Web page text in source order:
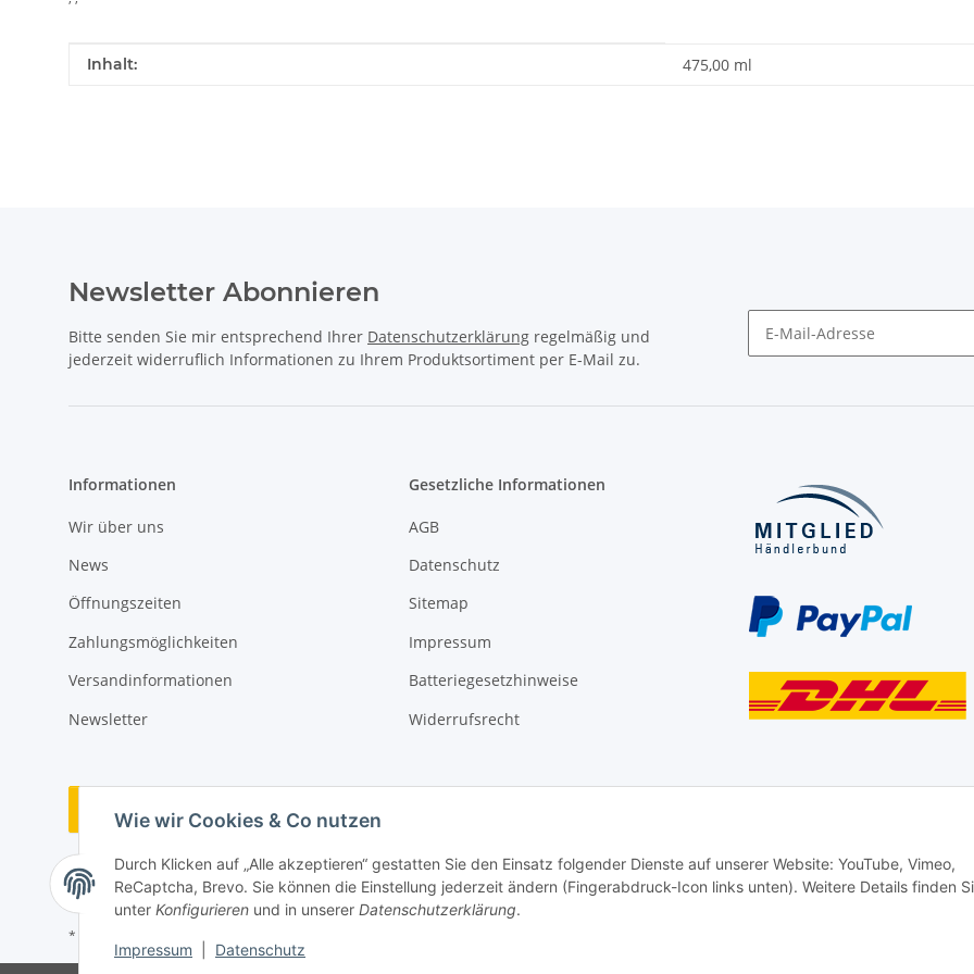
Wie wir Cookies & Co nutzen
Durch Klicken auf „Alle akzeptieren“ gestatten Sie den Einsatz folgender Dienste auf unserer Website: YouTube, Vimeo,
ReCaptcha, Brevo. Sie können die Einstellung jederzeit ändern (Fingerabdruck-Icon links unten). Weitere Details finden
unter Konfigurieren und in unserer Datenschutzerklärung.
Impressum Datenschutz
Produkteigenschaft
Wert
Inhalt: 475,00 ml
Newsletter Abonnieren
Bitte senden Sie mir entsprechend Ihrer Datenschutzerklärung regelmäßig und
jederzeit widerruflich Informationen zu Ihrem Produktsortiment per E-Mail zu.
Informationen
Wir über uns
News
Öffnungszeiten
Zahlungsmöglichkeiten
Versandinformationen
Newsletter
Gesetzliche Informationen
AGB
Datenschutz
Sitemap
Impressum
Batteriegesetzhinweise
Widerrufsrecht
Vertrag widerrufen
* Alle Preise inkl. gesetzlicher USt., zzgl.